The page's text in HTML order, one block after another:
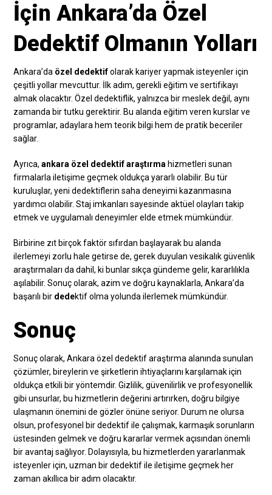
İçin Ankara’da Özel
Dedektif Olmanın Yolları
Ankara’da özel dedektifolarak kariyer yapmak isteyenler için
çeşitli yollar mevcuttur. İlk adım, gerekli eğitim ve sertifikayı
almak olacaktır. Özel dedektiflik, yalnızca bir meslek değil, aynı
zamanda bir tutku gerektirir. Bu alanda eğitim veren kurslar ve
programlar, adaylara hem teorik bilgi hem de pratik beceriler
sağlar.
Ayrıca,ankara özel dedektif araştırma hizmetleri sunan
firmalarla iletişime geçmek oldukça yararlı olabilir. Bu tür
kuruluşlar, yeni dedektiflerin saha deneyimi kazanmasına
yardımcı olabilir. Staj imkanları sayesinde aktüel olayları takip
etmek ve uygulamalı deneyimler elde etmek mümkündür.
Birbirine zıt birçok faktör sıfırdan başlayarak bu alanda
ilerlemeyi zorlu hale getirse de, gerek duyulan vesikalık güvenlik
araştırmaları da dahil, ki bunlar sıkça gündeme gelir, kararlılıkla
aşılabilir. Sonuç olarak, azim ve doğru kaynaklarla, Ankara’da
başarılı bir dedektif olma yolunda ilerlemek mümkündür.
Sonuç
Sonuç olarak, Ankara özel dedektif araştırma alanında sunulan
çözümler, bireylerin ve şirketlerin ihtiyaçlarını karşılamak için
oldukça etkili bir yöntemdir. Gizlilik, güvenilirlik ve profesyonellik
gibi unsurlar, bu hizmetlerin değerini artırırken, doğru bilgiye
ulaşmanın önemini de gözler önüne seriyor. Durum ne olursa
olsun, profesyonel bir dedektif ile çalışmak, karmaşık sorunların
üstesinden gelmek ve doğru kararlar vermek açısından önemli
bir avantaj sağlıyor. Dolayısıyla, bu hizmetlerden yararlanmak
isteyenler için, uzman bir dedektif ile iletişime geçmek her
zaman akıllıca bir adım olacaktır.